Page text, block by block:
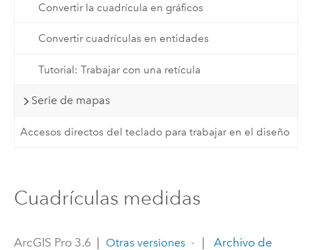
Convertir la cuadrícula en gráficos
Convertir cuadrículas en entidades
Tutorial: Trabajar con una retícula
Serie de mapas
Accesos directos del teclado para trabajar en el diseño
Cuadrículas medidas
ArcGIS Pro 3.6 | Otras versiones |
Archivo de